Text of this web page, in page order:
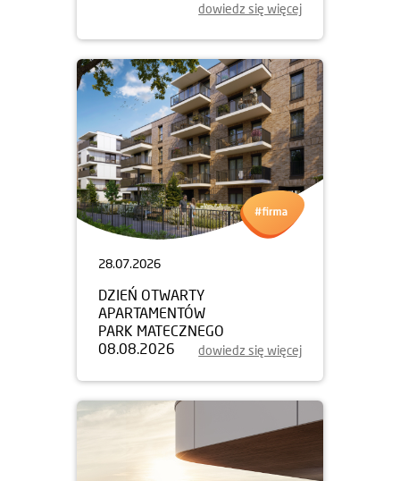
dowiedz się więcej
28.07.2026
DZIEŃ OTWARTY
APARTAMENTÓW
PARK MATECZNEGO
08.08.2026
dowiedz się więcej